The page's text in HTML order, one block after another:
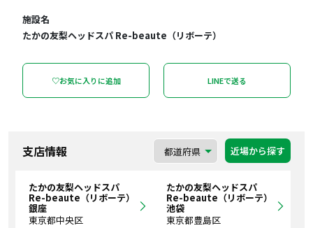
施設名
たかの友梨ヘッドスパ Re-beaute（リボーテ）
♡お気に入りに追加 LINEで送る
支店情報 近場から探す
たかの友梨ヘッドスパ
Re-beaute（リボーテ）
銀座
東京都中央区
たかの友梨ヘッドスパ
Re-beaute（リボーテ）
池袋
東京都豊島区